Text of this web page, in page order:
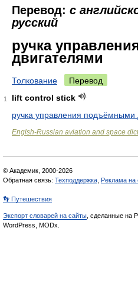
Перевод: с
русский
ручка
двигателями
Толкование Перевод
1
lift control stick
ручка управления подъёмными
Englsh-Russian aviation and space
© Академик, 2000-2026
Обратная связь: Техподдержка Реклама на
👣 Путешествия
Экспорт словарей на сайты , сделанные на
WordPress, MODx.